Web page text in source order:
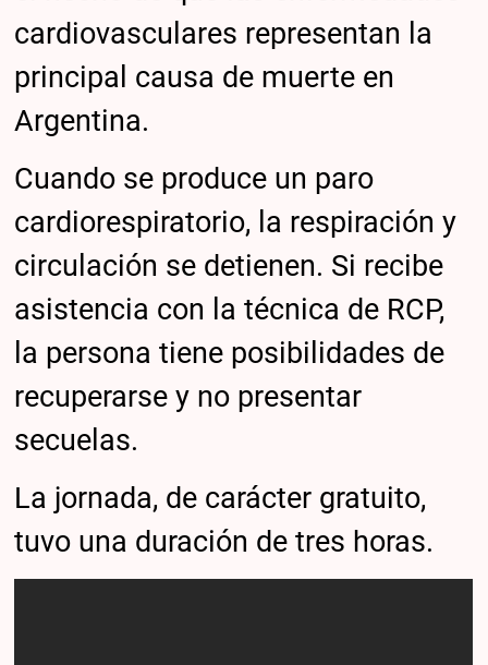
cardiovasculares representan la
principal causa de muerte en
Argentina.
Cuando se produce un paro
cardiorespiratorio, la respiración y
circulación se detienen. Si recibe
asistencia con la técnica de RCP,
la persona tiene posibilidades de
recuperarse y no presentar
secuelas.
La jornada, de carácter gratuito,
tuvo una duración de tres horas.